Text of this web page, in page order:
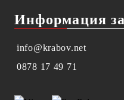
Информация
info@krabov.net
0878 17 49 71